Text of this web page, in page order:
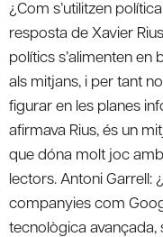
¿Com s’utilitzen
resposta de Xavier
polítics s’alimenten en
als mitjans, i per tant
figurar en les planes
afirmava Rius, és un
que dóna molt joc
lectors. Antoni Garrell:
companyies com
tecnològica